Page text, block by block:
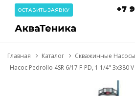
ОСТАВИТЬ ЗАЯВКУ +7
Главная Каталог
Скважинные Насосы
Насос Pedrollo 4SR 6/17 F-PD, 1 1/4" 3x380 V